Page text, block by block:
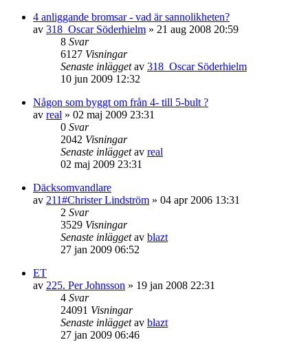
4 anliggande bromsar - vad är sannolikheten?
av 318_Oscar Söderhielm » 21 aug 2008 20:59
8 Svar
6127 Visningar
Senaste inläggetav 318_Oscar Söderhielm
10 jun 2009 12:32
Någon som byggt om från 4- till 5-bult ?
av real » 02 maj 2009 23:31
0 Svar
2042 Visningar
Senaste inläggetav real
02 maj 2009 23:31
Däcksomvandlare
av 211#Christer Lindström » 04 apr 2006 13:31
2 Svar
3529 Visningar
Senaste inläggetav blazt
27 jan 2009 06:52
ET
av 225. Per Johnsson » 19 jan 2008 22:31
4 Svar
24091 Visningar
Senaste inläggetav blazt
27 jan 2009 06:46